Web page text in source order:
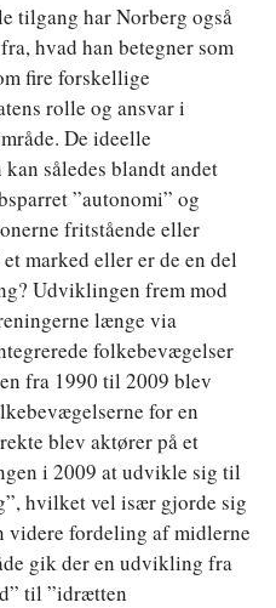
tilgang har Norberg også
hvad han betegner som
fire forskellige
rolle og ansvar i
De ideelle
således blandt andet
”autonomi” og
fritstående eller
marked eller er de en del
Udviklingen frem mod
længe via
folkebevægelser
fra 1990 til 2009 blev
for en
blev aktører på et
i 2009 at udvikle sig til
hvilket vel især gjorde sig
videre fordeling af midlerne
gik der en udvikling fra
til ”idrætten